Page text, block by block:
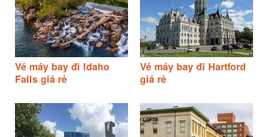
Vé máy bay đi Idaho
Falls giá rẻ
Vé máy bay đi Hartford
giá rẻ